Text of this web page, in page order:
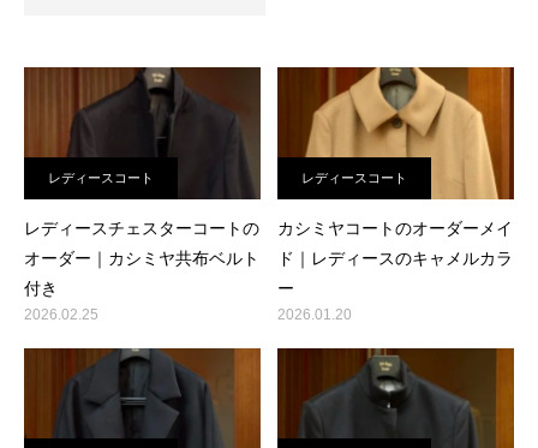
レディースコート
レディースチェスターコートの
オーダー｜カシミヤ共布ベルト
付き
2026.02.25
レディースコート
カシミヤコートのオーダーメイ
ド｜レディースのキャメルカラ
ー
2026.01.20